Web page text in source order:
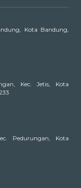
Kota Bandung,
Kec. Jetis, Kota
Pedurungan, Kota